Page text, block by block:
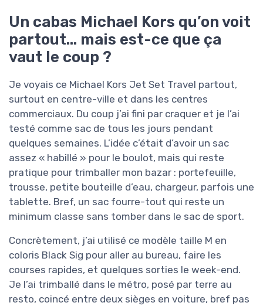
Un cabas Michael Kors qu’on voit
partout… mais est-ce que ça
vaut le coup ?
Je voyais ce Michael Kors Jet Set Travel partout,
surtout en centre-ville et dans les centres
commerciaux. Du coup j’ai fini par craquer et je l’ai
testé comme sac de tous les jours pendant
quelques semaines. L’idée c’était d’avoir un sac
assez « habillé » pour le boulot, mais qui reste
pratique pour trimballer mon bazar : portefeuille,
trousse, petite bouteille d’eau, chargeur, parfois une
tablette. Bref, un sac fourre-tout qui reste un
minimum classe sans tomber dans le sac de sport.
Concrètement, j’ai utilisé ce modèle taille M en
coloris Black Sig pour aller au bureau, faire les
courses rapides, et quelques sorties le week-end.
Je l’ai trimballé dans le métro, posé par terre au
resto, coincé entre deux sièges en voiture, bref pas